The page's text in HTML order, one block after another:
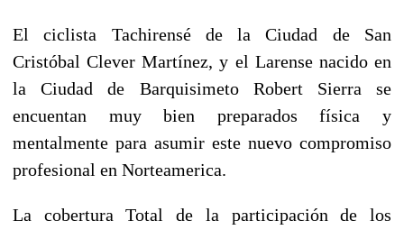
El ciclista Tachirensé de la Ciudad de San
Cristóbal Clever Martínez, y el Larense nacido en
la Ciudad de Barquisimeto Robert Sierra se
encuentan muy bien preparados física y
mentalmente para asumir este nuevo compromiso
profesional en Norteamerica.
La cobertura Total de la participación de los